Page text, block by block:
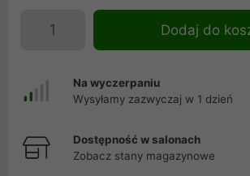
Dodaj do
Na wyczerpaniu
Wysyłamy zazwyczaj w 1 dzień
Dostępność w salonach
Zobacz stany magazynowe